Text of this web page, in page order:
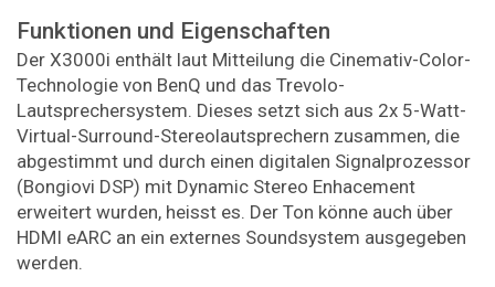
Funktionen und Eigenschaften
Der X3000i enthält laut Mitteilung die Cinemativ-Color-
Technologie von BenQ und das Trevolo-
Lautsprechersystem. Dieses setzt sich aus 2x 5-Watt-
Virtual-Surround-Stereolautsprechern zusammen, die
abgestimmt und durch einen digitalen Signalprozessor
(Bongiovi DSP) mit Dynamic Stereo Enhacement
erweitert wurden, heisst es. Der Ton könne auch über
HDMI eARC an ein externes Soundsystem ausgegeben
werden.